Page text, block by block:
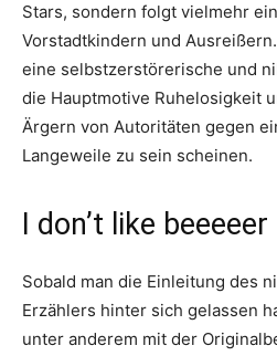
Stars, sondern folgt vielmehr
Vorstadtkindern und
eine selbstzerstörerische und
die Hauptmotive Ruhelosigkeit
Ärgern von Autoritäten gegen
Langeweile zu sein scheinen.
I don’t like beeeeer
Sobald man die Einleitung des
Erzählers hinter sich gelassen
unter anderem mit der